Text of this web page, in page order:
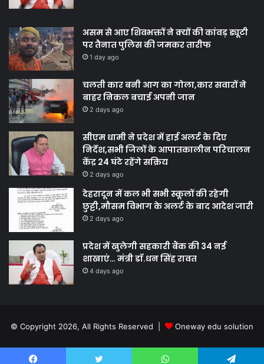
असम से आए शिवभक्तों ने क्यों की कांवड़ ड्यूटी
पर तैनात पुलिस की जमकर तारीफ
1 day ago
चलती कार बनी आग का गोला,कार सवारों ने
बाहर निकल बचाई अपनी जान
2 days ago
सीएम धामी ने प्रदेश में हाई अलर्ट के दिए
निर्देश,सभी जिलों के आपातकालीन परिचालन
केंद्र 24 घंटे रहेंगे सक्रिय
2 days ago
देहरादून में कल भी सभी स्कूलों की रहेगी
छुट्टी,मौसम विभाग के अलर्ट के बाद आदेश जारी
2 days ago
प्रदेश में खुलेगी सहकारी बैंक की 34 नई
शाखाएं… मंत्री डाॅ.धन सिंह रावत
4 days ago
© Copyright 2026, All Rights Reserved | Oneway edu solution